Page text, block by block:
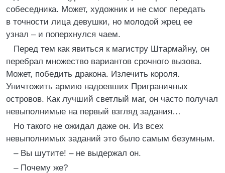
собеседника. Может, художник и не смог передать
в точности лица девушки, но молодой жрец ее
узнал – и поперхнулся чаем.
Перед тем как явиться к магистру Штармайну, он
перебрал множество вариантов срочного вызова.
Может, победить дракона. Излечить короля.
Уничтожить армию надоевших Приграничных
островов. Как лучший светлый маг, он часто получал
невыполнимые на первый взгляд задания…
Но такого не ожидал даже он. Из всех
невыполнимых заданий это было самым безумным.
– Вы шутите! – не выдержал он.
– Почему же?